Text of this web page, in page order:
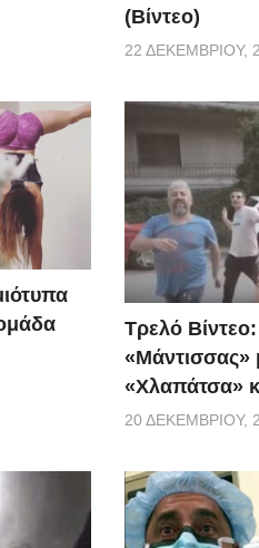
(Βίντεο)
22 ΔΕΚΕΜΒΡΊΟΥ,
Τρελό
«Μάντισσας»
«Χλαπάτσα»
20 ΔΕΚΕΜΒΡΊΟΥ,